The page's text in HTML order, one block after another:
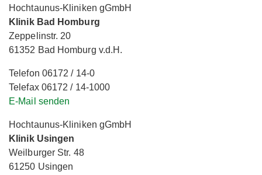
Hochtaunus-Kliniken gGmbH
Klinik Bad Homburg
Zeppelinstr. 20
61352 Bad Homburg v.d.H.
Telefon 06172 / 14-0
Telefax 06172 / 14-1000
E-Mail senden
Hochtaunus-Kliniken gGmbH
Klinik Usingen
Weilburger Str. 48
61250 Usingen